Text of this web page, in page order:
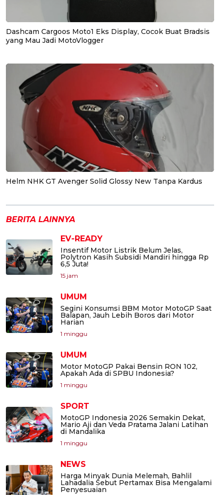
Dashcam Cargoos Moto1 Eks Display, Cocok Buat Bradsis
yang Mau Jadi MotoVlogger
Helm NHK GT Avenger Solid Glossy New Tanpa Kardus
BERITA LAINNYA
EV-READY
Insentif Motor Listrik Belum Jelas,
Polytron Kasih Subsidi Mandiri hingga Rp
6,5 Juta!
15 jam
UMUM
Segini Konsumsi BBM Motor MotoGP Saat
Balapan, Jauh Lebih Boros dari Motor
Harian
1 minggu
UMUM
Motor MotoGP Pakai Bensin RON 102,
Apakah Ada di SPBU Indonesia?
1 minggu
SPORT
MotoGP Indonesia 2026 Semakin Dekat,
Mario Aji dan Veda Pratama Jalani Latihan
di Mandalika
1 minggu
NEWS
Harga Minyak Dunia Melemah, Bahlil
Lahadalia Sebut Pertamax Bisa Mengalami
Penyesuaian